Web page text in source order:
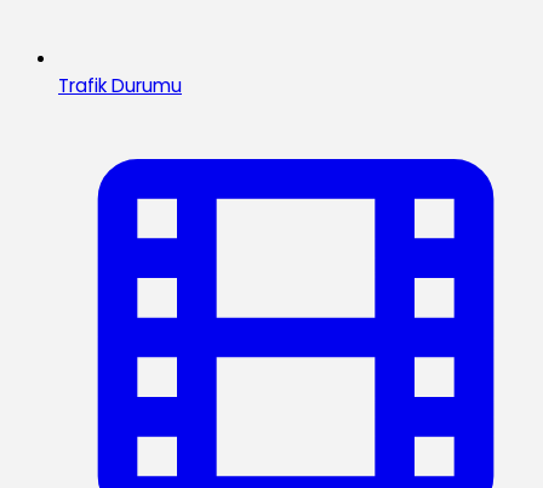
Trafik Durumu